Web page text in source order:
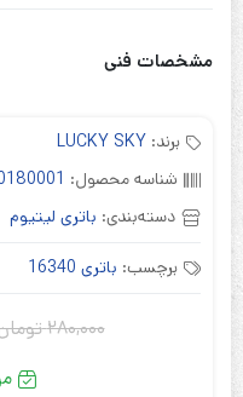
مشخصات فنی
برند: LUCKY SKY
شناسه محصول:
دسته‌بندی: باتری لیتیوم
برچسب: باتری 16340
280,000